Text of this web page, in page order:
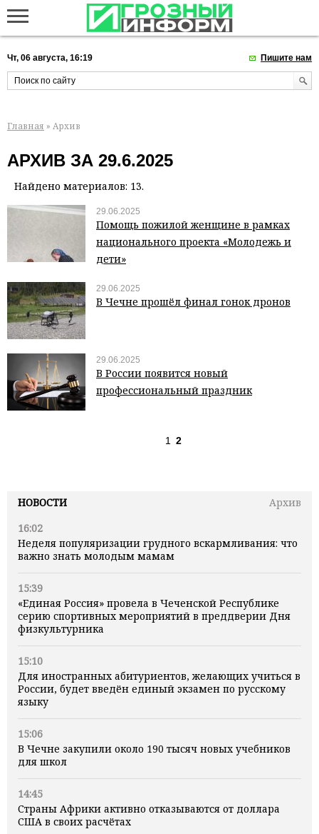
Чт, 06 августа, 16:19 Пишите нам
НОВОСТИ
Архив
16:02
Неделя популяризации грудного вскармливания: что
важно знать молодым мамам
15:39
«Единая Россия» провела в Чеченской Республике
серию спортивных мероприятий в преддверии Дня
физкультурника
15:10
Для иностранных абитуриентов, желающих учиться в
России, будет введён единый экзамен по русскому
языку
15:06
В Чечне закупили около 190 тысяч новых учебников
для школ
14:45
Страны Африки активно отказываются от доллара
США в своих расчётах
Главная » Архив
АРХИВ ЗА 29.6.2025
Найдено материалов: 13.
29.06.2025
Помощь пожилой женщине в рамках
национального проекта «Молодежь и
дети»
29.06.2025
В Чечне прошёл финал гонок дронов
29.06.2025
В России появится новый
профессиональный праздник
1 2